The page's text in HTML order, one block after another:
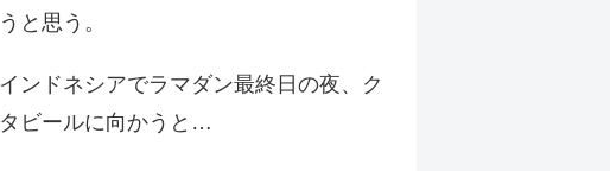
うと思う。
インドネシアでラマダン最終日の夜、ク
タビールに向かうと…